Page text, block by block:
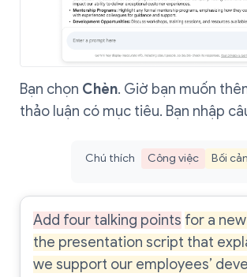
Bạn chọn Chèn. Giờ bạn muốn
thảo luận có mục tiêu. Bạn nhập
Chú thích Công việc Bối
Add four talking points for a
the presentation script that
we support our employees’